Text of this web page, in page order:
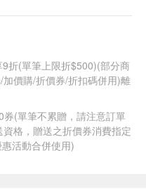
折(單筆上限折$500)(部分商
價購/折價券/折扣碼併用)離
(單筆不累贈，請注意訂單
格，贈送之折價券消費指定
活動合併使用)